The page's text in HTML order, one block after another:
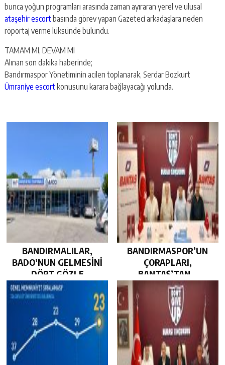
bunca yoğun programları arasında zaman ayıraran yerel ve ulusal
ataşehir escort basında görev yapan Gazeteci arkadaşlara neden
röportaj verme lüksünde bulundu.
TAMAM MI, DEVAM MI
Alınan son dakika haberinde;
Bandırmaspor Yönetiminin acilen toplanarak, Serdar Bozkurt
Ümraniye escort konusunu karara bağlayacağı yolunda.
BANDIRMALILAR,
BADO’NUN GELMESİNİ
DÖRT GÖZLE
BEKLİYOR…
BANDIRMASPOR’UN
ÇORAPLARI,
BANTAŞ’TAN…